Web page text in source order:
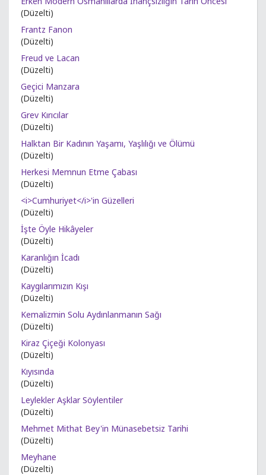
(Düzelti)
Frantz Fanon
(Düzelti)
Freud ve Lacan
(Düzelti)
Geçici Manzara
(Düzelti)
Grev Kırıcılar
(Düzelti)
Halktan Bir Kadının Yaşamı, Yaşlılığı ve Ölümü
(Düzelti)
Herkesi Memnun Etme Çabası
(Düzelti)
<i>Cumhuriyet</i>'in Güzelleri
(Düzelti)
İşte Öyle Hikâyeler
(Düzelti)
Karanlığın İcadı
(Düzelti)
Kaygılarımızın Kışı
(Düzelti)
Kemalizmin Solu Aydınlanmanın Sağı
(Düzelti)
Kiraz Çiçeği Kolonyası
(Düzelti)
Kıyısında
(Düzelti)
Leylekler Aşklar Söylentiler
(Düzelti)
Mehmet Mithat Bey'in Münasebetsiz Tarihi
(Düzelti)
Meyhane
(Düzelti)